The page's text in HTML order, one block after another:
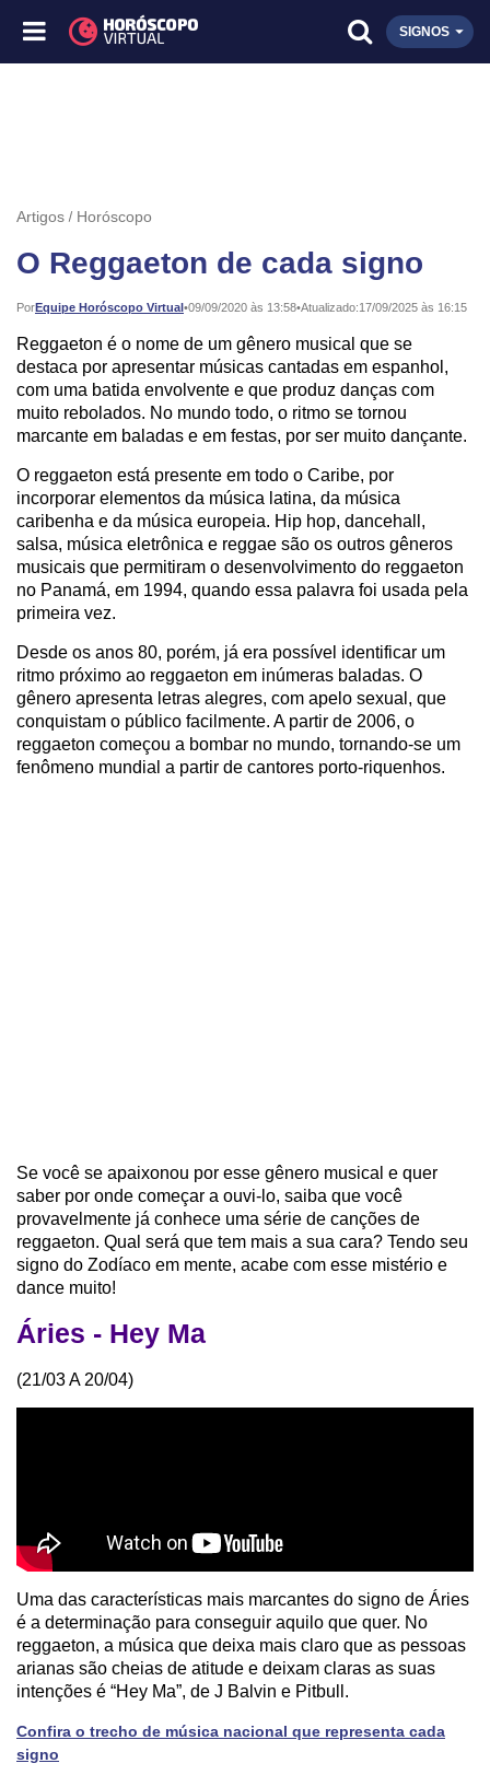
SIGNOS
Artigos Horóscopo
O Reggaeton de cada signo
PorEquipe Horóscopo Virtual•
Publicado: 09/09/2020 às 13:58•Atualizado:17/09/2025 às 16:15
Reggaeton é o nome de um gênero musical que se
destaca por apresentar músicas cantadas em espanhol,
com uma batida envolvente e que produz danças com
muito rebolados. No mundo todo, o ritmo se tornou
marcante em baladas e em festas, por ser muito dançante.
O reggaeton está presente em todo o Caribe, por
incorporar elementos da música latina, da música
caribenha e da música europeia. Hip hop, dancehall,
salsa, música eletrônica e reggae são os outros gêneros
musicais que permitiram o desenvolvimento do reggaeton
no Panamá, em 1994, quando essa palavra foi usada pela
primeira vez.
Desde os anos 80, porém, já era possível identificar um
ritmo próximo ao reggaeton em inúmeras baladas. O
gênero apresenta letras alegres, com apelo sexual, que
conquistam o público facilmente. A partir de 2006, o
reggaeton começou a bombar no mundo, tornando-se um
fenômeno mundial a partir de cantores porto-riquenhos.
Se você se apaixonou por esse gênero musical e quer
saber por onde começar a ouvi-lo, saiba que você
provavelmente já conhece uma série de canções de
reggaeton. Qual será que tem mais a sua cara? Tendo seu
signo do Zodíaco em mente, acabe com esse mistério e
dance muito!
Áries - Hey Ma
(21/03 A 20/04)
Uma das características mais marcantes do signo de Áries
é a determinação para conseguir aquilo que quer. No
reggaeton, a música que deixa mais claro que as pessoas
arianas são cheias de atitude e deixam claras as suas
intenções é “Hey Ma”, de J Balvin e Pitbull.
Confira o trecho de música nacional que representa cada
signo